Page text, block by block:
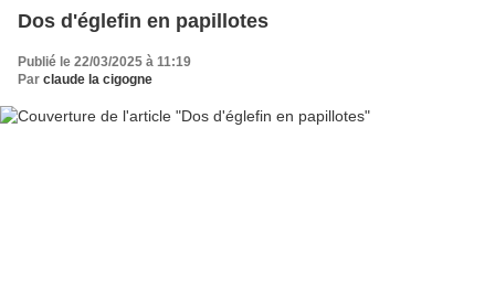
Dos d'églefin en papillotes
Publié le 22/03/2025 à 11:19
Par claude la cigogne